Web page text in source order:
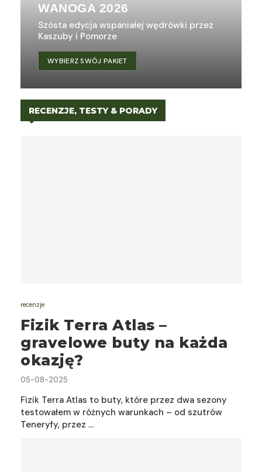
WANOGA 2026
Szósta edycja wspaniałej wędrówki przez
Kaszuby i Pomorze
WYBIERZ SWÓJ PAKIET
RECENZJE, TESTY & PORADY
recenzje
Fizik Terra Atlas –
gravelowe buty na każda
okazję?
05-08-2025
Fizik Terra Atlas to buty, które przez dwa sezony
testowałem w różnych warunkach – od szutrów
Teneryfy, przez …